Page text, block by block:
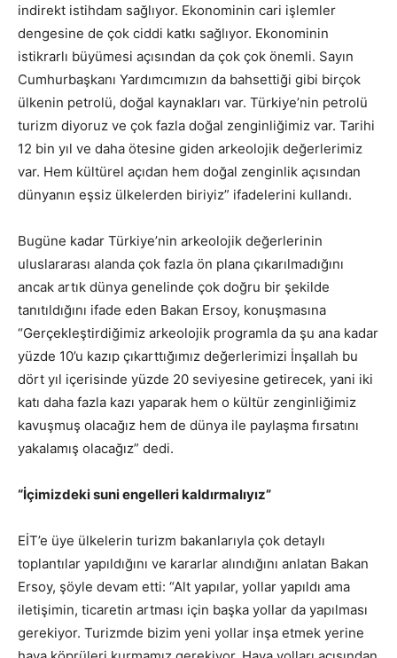
indirekt istihdam sağlıyor. Ekonominin cari işlemler
dengesine de çok ciddi katkı sağlıyor. Ekonominin
istikrarlı büyümesi açısından da çok çok önemli. Sayın
Cumhurbaşkanı Yardımcımızın da bahsettiği gibi birçok
ülkenin petrolü, doğal kaynakları var. Türkiye’nin petrolü
turizm diyoruz ve çok fazla doğal zenginliğimiz var. Tarihi
12 bin yıl ve daha ötesine giden arkeolojik değerlerimiz
var. Hem kültürel açıdan hem doğal zenginlik açısından
dünyanın eşsiz ülkelerden biriyiz” ifadelerini kullandı.
Bugüne kadar Türkiye’nin arkeolojik değerlerinin
uluslararası alanda çok fazla ön plana çıkarılmadığını
ancak artık dünya genelinde çok doğru bir şekilde
tanıtıldığını ifade eden Bakan Ersoy, konuşmasına
“Gerçekleştirdiğimiz arkeolojik programla da şu ana kadar
yüzde 10’u kazıp çıkarttığımız değerlerimizi İnşallah bu
dört yıl içerisinde yüzde 20 seviyesine getirecek, yani iki
katı daha fazla kazı yaparak hem o kültür zenginliğimiz
kavuşmuş olacağız hem de dünya ile paylaşma fırsatını
yakalamış olacağız” dedi.
“İçimizdeki suni engelleri kaldırmalıyız”
EİT’e üye ülkelerin turizm bakanlarıyla çok detaylı
toplantılar yapıldığını ve kararlar alındığını anlatan Bakan
Ersoy, şöyle devam etti: “Alt yapılar, yollar yapıldı ama
iletişimin, ticaretin artması için başka yollar da yapılması
gerekiyor. Turizmde bizim yeni yollar inşa etmek yerine